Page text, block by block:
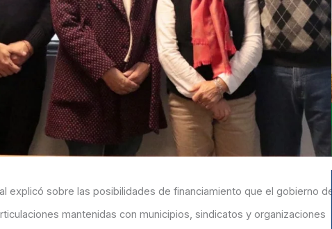
sobre las posibilidades de financiamiento que el gobierno de
mantenidas con municipios, sindicatos y organizaciones